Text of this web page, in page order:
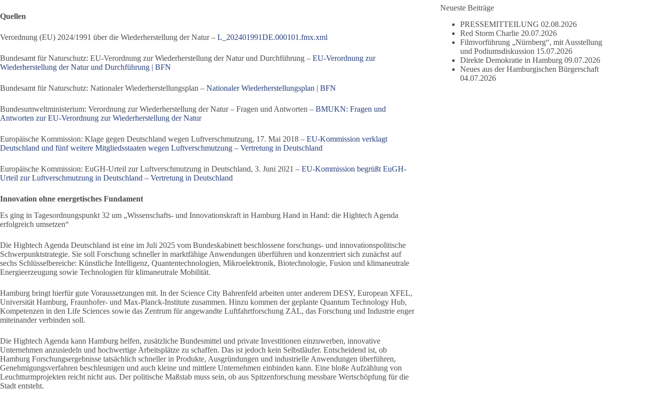
Quellen
Verordnung (EU) 2024/1991 über die Wiederherstellung der Natur – L_202401991DE.000101.fmx.xml
Bundesamt für Naturschutz: EU-Verordnung zur Wiederherstellung der Natur und Durchführung – EU-Verordnung zur
Wiederherstellung der Natur und Durchführung | BFN
Bundesamt für Naturschutz: Nationaler Wiederherstellungsplan – Nationaler Wiederherstellungsplan | BFN
Bundesumweltministerium: Verordnung zur Wiederherstellung der Natur – Fragen und Antworten – BMUKN: Fragen und
Antworten zur EU-Verordnung zur Wiederherstellung der Natur
Europäische Kommission: Klage gegen Deutschland wegen Luftverschmutzung, 17. Mai 2018 – EU-Kommission verklagt
Deutschland und fünf weitere Mitgliedsstaaten wegen Luftverschmutzung – Vertretung in Deutschland
Europäische Kommission: EuGH-Urteil zur Luftverschmutzung in Deutschland, 3. Juni 2021 – EU-Kommission begrüßt EuGH-
Urteil zur Luftverschmutzung in Deutschland – Vertretung in Deutschland
Innovation ohne energetisches Fundament
Es ging in Tagesordnungspunkt 32 um „Wissenschafts- und Innovationskraft in Hamburg Hand in Hand: die Hightech Agenda
erfolgreich umsetzen“
Die Hightech Agenda Deutschland ist eine im Juli 2025 vom Bundeskabinett beschlossene forschungs- und innovationspolitische
Schwerpunktstrategie. Sie soll Forschung schneller in marktfähige Anwendungen überführen und konzentriert sich zunächst auf
sechs Schlüsselbereiche: Künstliche Intelligenz, Quantentechnologien, Mikroelektronik, Biotechnologie, Fusion und klimaneutrale
Energieerzeugung sowie Technologien für klimaneutrale Mobilität.
Hamburg bringt hierfür gute Voraussetzungen mit. In der Science City Bahrenfeld arbeiten unter anderem DESY, European XFEL,
Universität Hamburg, Fraunhofer- und Max-Planck-Institute zusammen. Hinzu kommen der geplante Quantum Technology Hub,
Kompetenzen in den Life Sciences sowie das Zentrum für angewandte Luftfahrtforschung ZAL, das Forschung und Industrie enger
miteinander verbinden soll.
Die Hightech Agenda kann Hamburg helfen, zusätzliche Bundesmittel und private Investitionen einzuwerben, innovative
Unternehmen anzusiedeln und hochwertige Arbeitsplätze zu schaffen. Das ist jedoch kein Selbstläufer. Entscheidend ist, ob
Hamburg Forschungsergebnisse tatsächlich schneller in Produkte, Ausgründungen und industrielle Anwendungen überführen,
Genehmigungsverfahren beschleunigen und auch kleine und mittlere Unternehmen einbinden kann. Eine bloße Aufzählung von
Leuchtturmprojekten reicht nicht aus. Der politische Maßstab muss sein, ob aus Spitzenforschung messbare Wertschöpfung für die
Stadt entsteht.
Neueste Beiträge
PRESSEMITTEILUNG 02.08.2026
Red Storm Charlie 20.07.2026
Filmvorführung „Nürnberg“, mit Ausstellung
und Podiumsdiskussion 15.07.2026
Direkte Demokratie in Hamburg 09.07.2026
Neues aus der Hamburgischen Bürgerschaft
04.07.2026